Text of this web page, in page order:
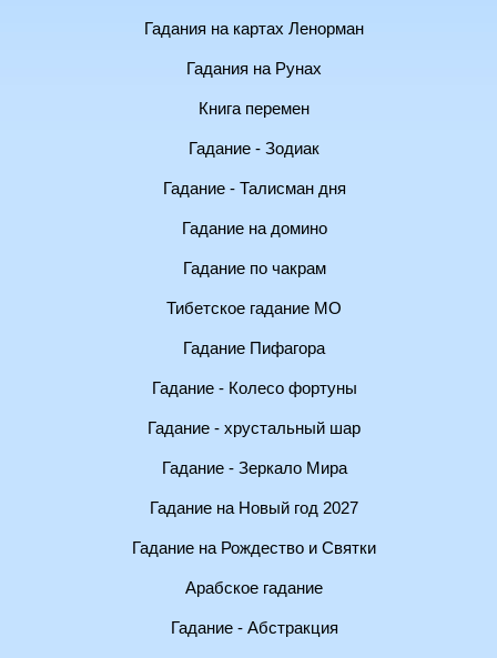
Гадания на картах Ленорман
Гадания на Рунах
Книга перемен
Гадание - Зодиак
Гадание - Талисман дня
Гадание на домино
Гадание по чакрам
Тибетское гадание МО
Гадание Пифагора
Гадание - Колесо фортуны
Гадание - хрустальный шар
Гадание - Зеркало Мира
Гадание на Новый год 2027
Гадание на Рождество и Святки
Арабское гадание
Гадание - Абстракция